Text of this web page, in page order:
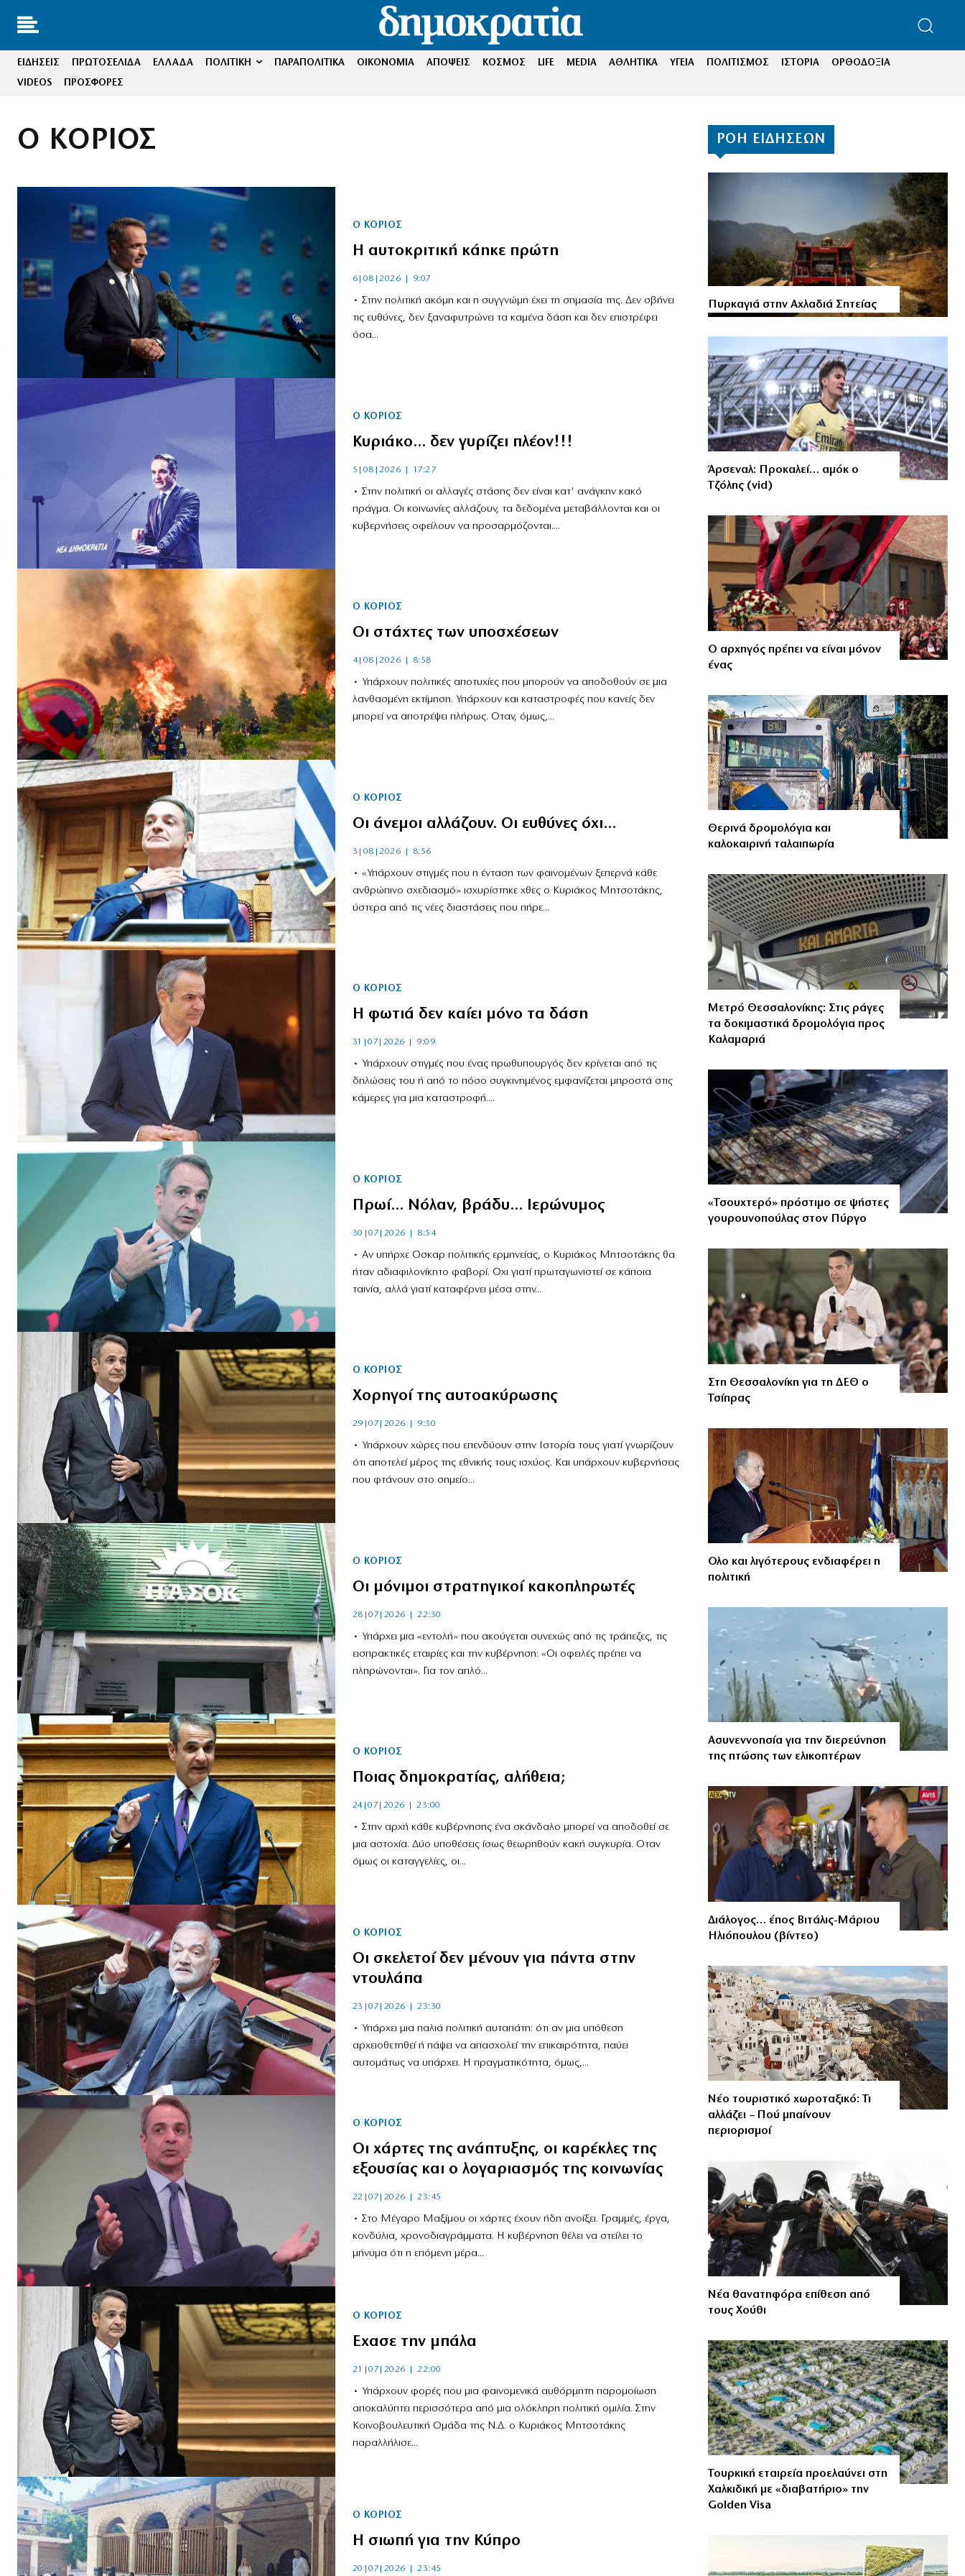
ΕΙΔΗΣΕΙΣ ΠΡΩΤΟΣΕΛΙΔΑ ΕΛΛΑΔΑ ΠΟΛΙΤΙΚΗ ΠΑΡΑΠΟΛΙΤΙΚΑ ΟΙΚΟΝΟΜΙΑ ΑΠΟΨΕΙΣ ΚΟΣΜΟΣ LIFE MEDIA ΑΘΛΗΤΙΚΑ ΥΓΕΙΑ ΠΟΛΙΤΙΣΜΟΣ ΙΣΤΟΡΙΑ
ΟΡΘΟΔΟΞΙΑ
VIDEOS
ΠΡΟΣΦΟΡΕΣ
Ο ΚΟΡΙΟΣ
Ο ΚΟΡΙΌΣ
Η αυτοκριτική κάηκε πρώτη
6|08|2026 | 9:07
• Στην πολιτική ακόμη και η συγγνώμη έχει τη σημασία της. Δεν σβήνει
τις ευθύνες, δεν ξαναφυτρώνει τα καμένα δάση και δεν επιστρέφει
όσα...
Ο ΚΟΡΙΌΣ
Κυριάκο… δεν γυρίζει πλέον!!!
5|08|2026 | 17:27
• Στην πολιτική οι αλλαγές στάσης δεν είναι κατ' ανάγκην κακό
πράγμα. Οι κοινωνίες αλλάζουν, τα δεδομένα μεταβάλλονται και οι
κυβερνήσεις οφείλουν να προσαρμόζονται....
Ο ΚΟΡΙΌΣ
Οι στάχτες των υποσχέσεων
4|08|2026 | 8:58
• Υπάρχουν πολιτικές αποτυχίες που μπορούν να αποδοθούν σε μια
λανθασμένη εκτίμηση. Υπάρχουν και καταστροφές που κανείς δεν
μπορεί να αποτρέψει πλήρως. Οταν, όμως,...
Ο ΚΟΡΙΌΣ
Οι άνεμοι αλλάζουν. Οι ευθύνες όχι…
3|08|2026 | 8:56
• «Υπάρχουν στιγμές που η ένταση των φαινομένων ξεπερνά κάθε
ανθρώπινο σχεδιασμό» ισχυρίστηκε χθες ο Κυριάκος Μητσοτάκης,
ύστερα από τις νέες διαστάσεις που πήρε...
Ο ΚΟΡΙΌΣ
Η φωτιά δεν καίει μόνο τα δάση
31|07|2026 | 9:09
• Υπάρχουν στιγμές που ένας πρωθυπουργός δεν κρίνεται από τις
δηλώσεις του ή από το πόσο συγκινημένος εμφανίζεται μπροστά στις
κάμερες για μια καταστροφή....
Ο ΚΟΡΙΌΣ
Πρωί… Νόλαν, βράδυ… Ιερώνυμος
30|07|2026 | 8:54
• Αν υπήρχε Οσκαρ πολιτικής ερμηνείας, ο Κυριάκος Μητσοτάκης θα
ήταν αδιαφιλονίκητο φαβορί. Οχι γιατί πρωταγωνιστεί σε κάποια
ταινία, αλλά γιατί καταφέρνει μέσα στην...
Ο ΚΟΡΙΌΣ
Χορηγοί της αυτοακύρωσης
29|07|2026 | 9:30
• Υπάρχουν χώρες που επενδύουν στην Ιστορία τους γιατί γνωρίζουν
ότι αποτελεί μέρος της εθνικής τους ισχύος. Και υπάρχουν κυβερνήσεις
που φτάνουν στο σημείο...
Ο ΚΟΡΙΌΣ
Οι μόνιμοι στρατηγικοί κακοπληρωτές
28|07|2026 | 22:30
• Υπάρχει μια «εντολή» που ακούγεται συνεχώς από τις τράπεζες, τις
εισπρακτικές εταιρίες και την κυβέρνηση: «Οι οφειλές πρέπει να
πληρώνονται». Για τον απλό...
Ο ΚΟΡΙΌΣ
Ποιας δημοκρατίας, αλήθεια;
24|07|2026 | 23:00
• Στην αρχή κάθε κυβέρνησης ένα σκάνδαλο μπορεί να αποδοθεί σε
μια αστοχία. Δύο υποθέσεις ίσως θεωρηθούν κακή συγκυρία. Οταν
όμως οι καταγγελίες, οι...
Ο ΚΟΡΙΌΣ
Οι σκελετοί δεν μένουν για πάντα στην
ντουλάπα
23|07|2026 | 23:30
• Υπάρχει μια παλιά πολιτική αυταπάτη: ότι αν μια υπόθεση
αρχειοθετηθεί ή πάψει να απασχολεί την επικαιρότητα, παύει
αυτομάτως να υπάρχει. Η πραγματικότητα, όμως,...
Ο ΚΟΡΙΌΣ
Οι χάρτες της ανάπτυξης, οι καρέκλες της
εξουσίας και ο λογαριασμός της κοινωνίας
22|07|2026 | 23:45
• Στο Μέγαρο Μαξίμου οι χάρτες έχουν ήδη ανοίξει. Γραμμές, έργα,
κονδύλια, χρονοδιαγράμματα. Η κυβέρνηση θέλει να στείλει το
μήνυμα ότι η επόμενη μέρα...
Ο ΚΟΡΙΌΣ
Εχασε την μπάλα
21|07|2026 | 22:00
• Υπάρχουν φορές που μια φαινομενικά αυθόρμητη παρομοίωση
αποκαλύπτει περισσότερα από μια ολόκληρη πολιτική ομιλία. Στην
Κοινοβουλευτική Ομάδα της Ν.Δ. ο Κυριάκος Μητσοτάκης
παραλλήλισε...
Ο ΚΟΡΙΌΣ
Η σιωπή για την Κύπρο
20|07|2026 | 23:45
ΡΟΗ ΕΙΔΗΣΕΩΝ
Πυρκαγιά στην Αχλαδιά Σητείας
Άρσεναλ: Προκαλεί… αμόκ ο
Τζόλης (vid)
Ο αρχηγός πρέπει να είναι μόνον
ένας
Θερινά δρομολόγια και
καλοκαιρινή ταλαιπωρία
Μετρό Θεσσαλονίκης: Στις ράγες
τα δοκιμαστικά δρομολόγια προς
Καλαμαριά
«Τσουχτερό» πρόστιμο σε ψήστες
γουρουνοπούλας στον Πύργο
Στη Θεσσαλονίκη για τη ΔΕΘ ο
Τσίπρας
Ολο και λιγότερους ενδιαφέρει η
πολιτική
Ασυνεννοησία για την διερεύνηση
της πτώσης των ελικοπτέρων
Διάλογος… έπος Βιτάλις-Μάριου
Ηλιόπουλου (βίντεο)
Νέο τουριστικό χωροταξικό: Τι
αλλάζει – Πού μπαίνουν
περιορισμοί
Νέα θανατηφόρα επίθεση από
τους Χούθι
Τουρκική εταιρεία προελαύνει στη
Χαλκιδική με «διαβατήριο» την
Golden Visa